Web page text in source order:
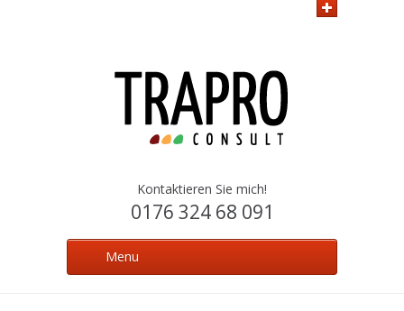
Kontaktieren Sie mich!
0176 324 68 091
Menu